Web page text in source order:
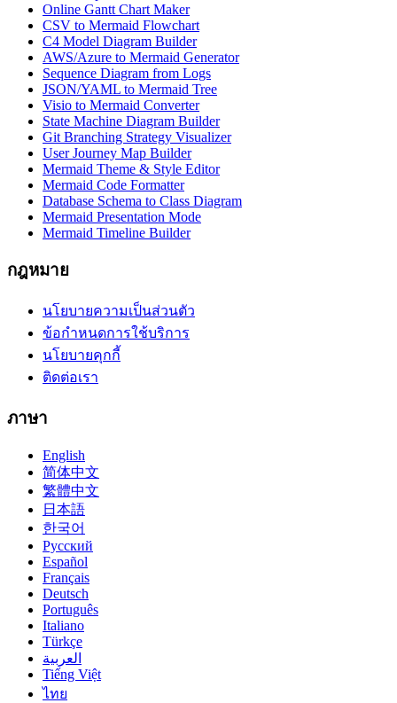
Online Gantt Chart Maker
CSV to Mermaid Flowchart
C4 Model Diagram Builder
AWS/Azure to Mermaid Generator
Sequence Diagram from Logs
JSON/YAML to Mermaid Tree
Visio to Mermaid Converter
State Machine Diagram Builder
Git Branching Strategy Visualizer
User Journey Map Builder
Mermaid Theme & Style Editor
Mermaid Code Formatter
Database Schema to Class Diagram
Mermaid Presentation Mode
Mermaid Timeline Builder
กฎหมาย
นโยบายความเป็นส่วนตัว
ข้อกำหนดการใช้บริการ
นโยบายคุกกี้
ติดต่อเรา
ภาษา
English
简体中文
繁體中文
日本語
한국어
Русский
Español
Français
Deutsch
Português
Italiano
Türkçe
العربية
Tiếng Việt
ไทย